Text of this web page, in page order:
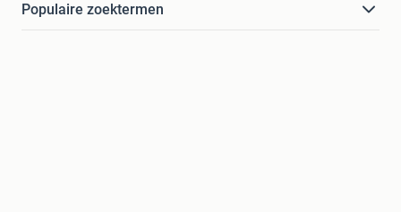
Populaire zoektermen